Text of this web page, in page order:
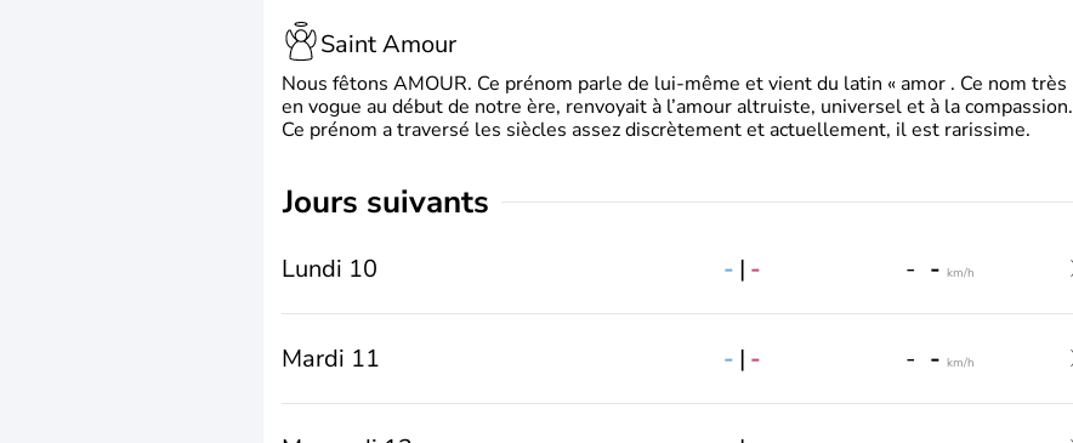
Saint Amour
Nous fêtons AMOUR. Ce prénom parle de lui-même et vient du latin « amor . Ce nom très
en vogue au début de notre ère, renvoyait à l’amour altruiste, universel et à la compassion.
Ce prénom a traversé les siècles assez discrètement et actuellement, il est rarissime.
jours suivants
Lundi 10 - | - - - km/h
Mardi 11 - | - - - km/h